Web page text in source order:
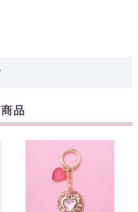
品